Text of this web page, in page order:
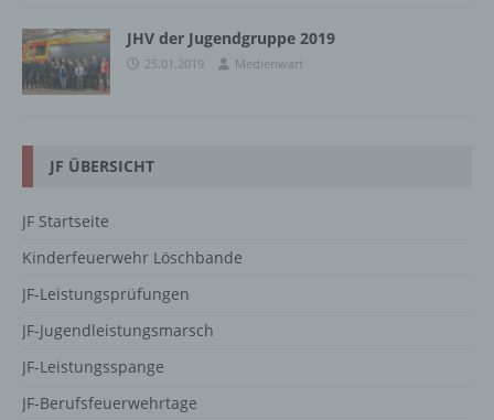
JHV der Jugendgruppe 2019
25.01.2019 Medienwart
JF ÜBERSICHT
JF Startseite
Kinderfeuerwehr Löschbande
JF-Leistungsprüfungen
JF-Jugendleistungsmarsch
JF-Leistungsspange
JF-Berufsfeuerwehrtage